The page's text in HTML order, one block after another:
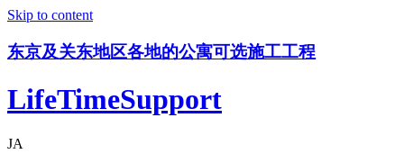
Skip to content
东京及关东地区各地的公寓可选施工工程
LifeTimeSupport
JA